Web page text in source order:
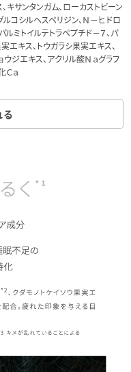
、キサンタンガム、ローカストビーン
ルコシルヘスペリジン、Ｎ－ヒドロ
ルミトイルテトラペプチド－７、パ
エキス、トウガラシ果実エキス、
ウジエキス、アクリル酸Ｎａグラフ
Ｃａ
る